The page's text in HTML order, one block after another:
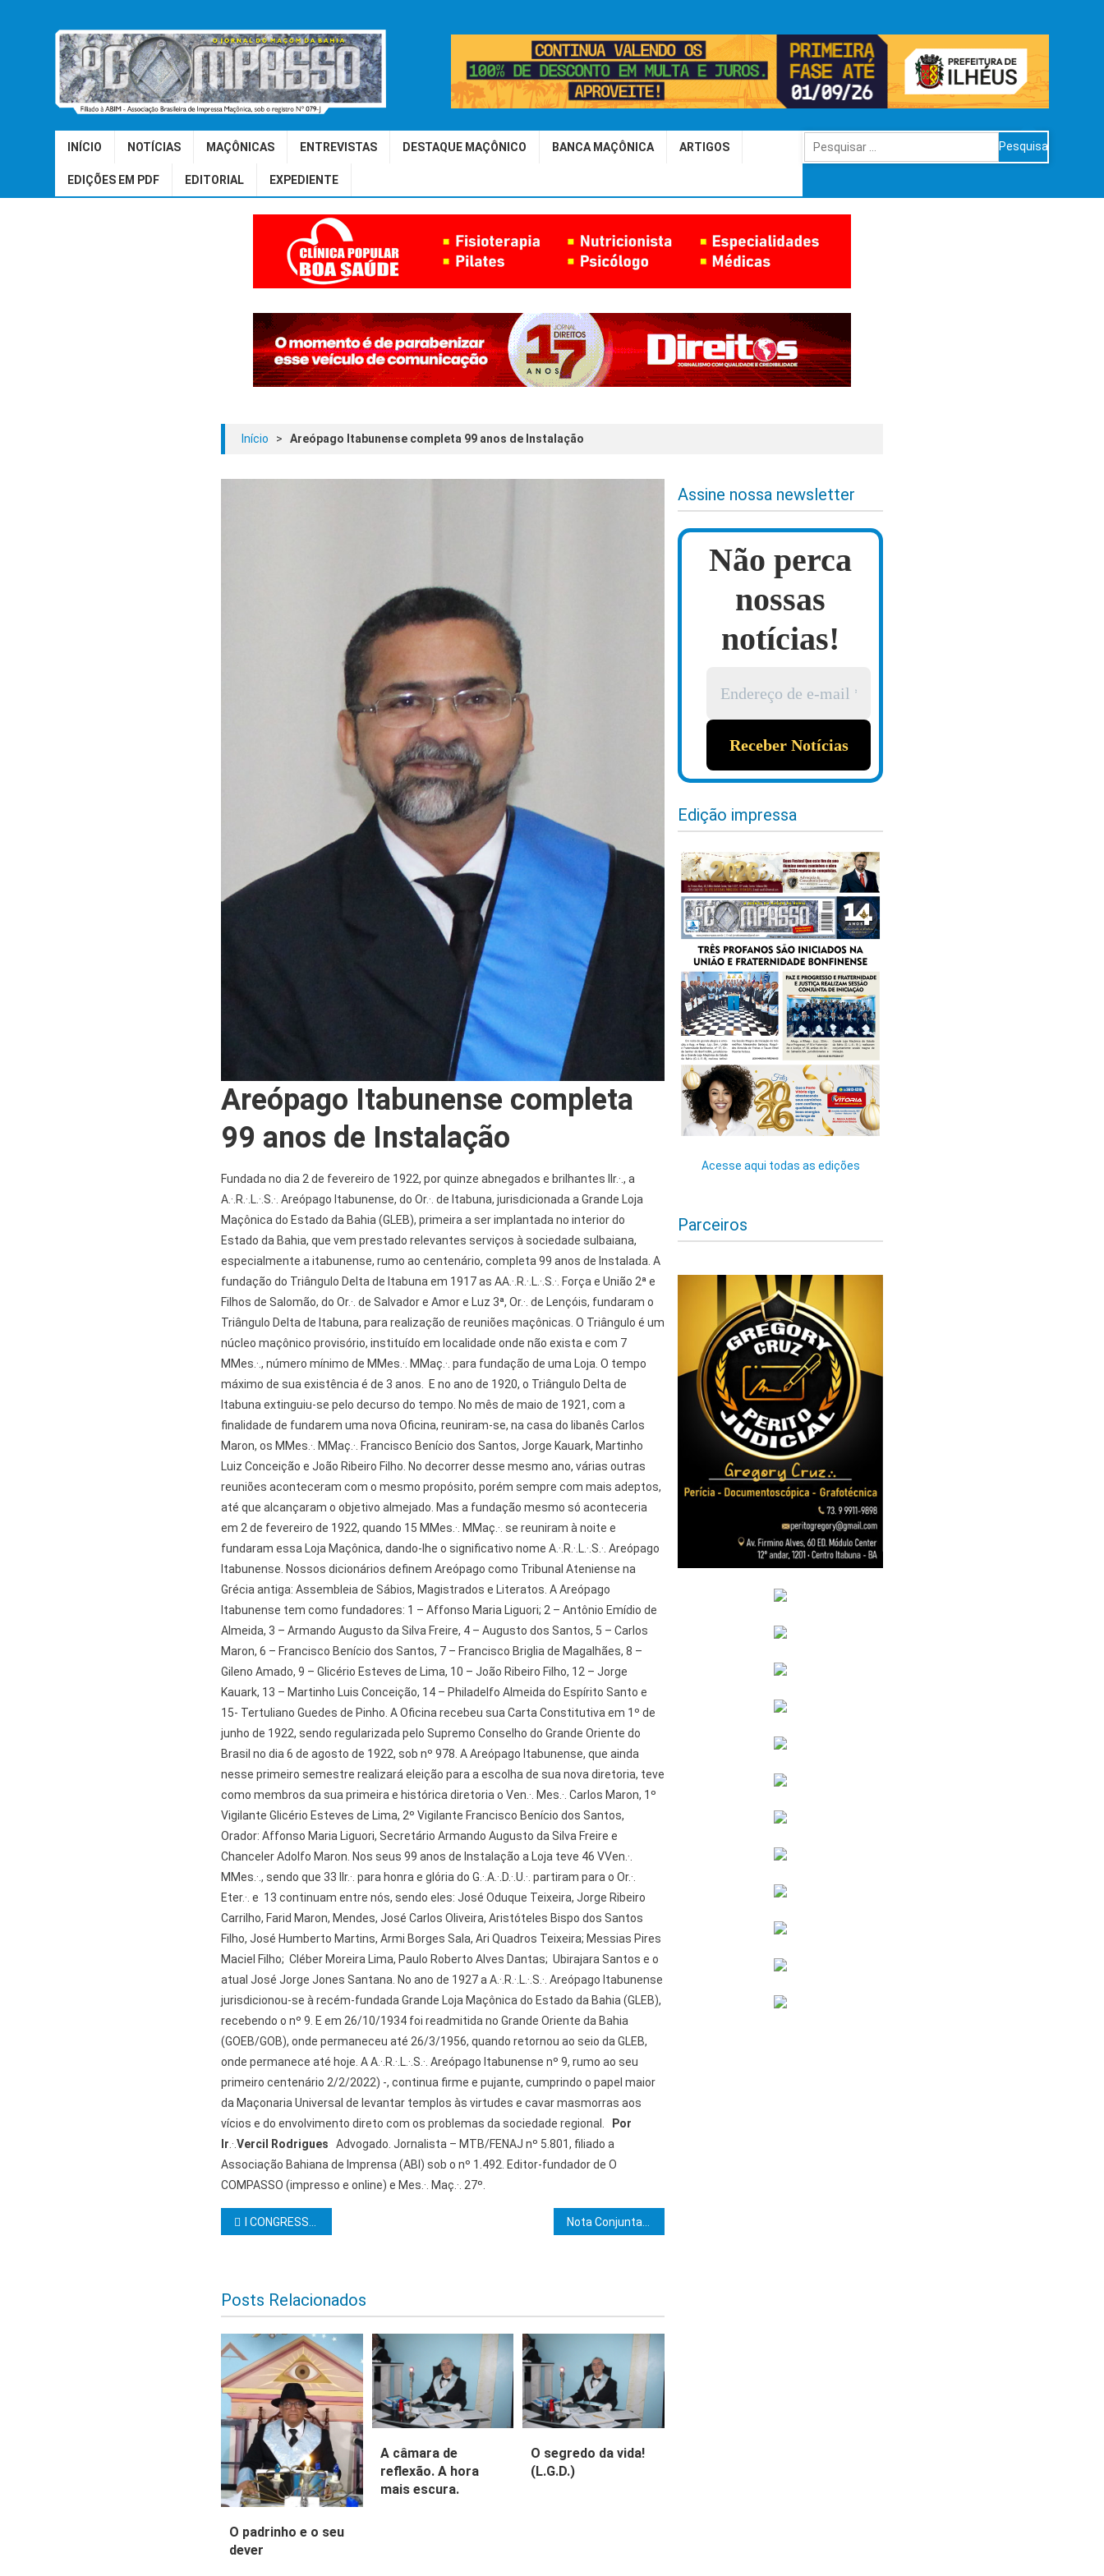
INÍCIO NOTÍCIAS MAÇÔNICAS ENTREVISTAS DESTAQUE MAÇÔNICO BANCA MAÇÔNICA ARTIGOS
EDIÇÕES EM PDF EDITORIAL EXPEDIENTE
Pesquisar
por:
Início > Areópago Itabunense completa 99 anos de Instalação
Areópago Itabunense completa
99 anos de Instalação
Fundada no dia 2 de fevereiro de 1922, por quinze abnegados e brilhantes IIr.·., a
A.·.R.·.L.·.S.·. Areópago Itabunense, do Or.·. de Itabuna, jurisdicionada a Grande Loja
Maçônica do Estado da Bahia (GLEB), primeira a ser implantada no interior do
Estado da Bahia, que vem prestado relevantes serviços à sociedade sulbaiana,
especialmente a itabunense, rumo ao centenário, completa 99 anos de Instalada. A
fundação do Triângulo Delta de Itabuna em 1917 as AA.·.R.·.L.·.S.·. Força e União 2ª e
Filhos de Salomão, do Or.·. de Salvador e Amor e Luz 3ª, Or.·. de Lençóis, fundaram o
Triângulo Delta de Itabuna, para realização de reuniões maçônicas. O Triângulo é um
núcleo maçônico provisório, instituído em localidade onde não exista e com 7
MMes.·., número mínimo de MMes.·. MMaç.·. para fundação de uma Loja. O tempo
máximo de sua existência é de 3 anos. E no ano de 1920, o Triângulo Delta de
Itabuna extinguiu-se pelo decurso do tempo. No mês de maio de 1921, com a
finalidade de fundarem uma nova Oficina, reuniram-se, na casa do libanês Carlos
Maron, os MMes.·. MMaç.·. Francisco Benício dos Santos, Jorge Kauark, Martinho
Luiz Conceição e João Ribeiro Filho. No decorrer desse mesmo ano, várias outras
reuniões aconteceram com o mesmo propósito, porém sempre com mais adeptos,
até que alcançaram o objetivo almejado. Mas a fundação mesmo só aconteceria
em 2 de fevereiro de 1922, quando 15 MMes.·. MMaç.·. se reuniram à noite e
fundaram essa Loja Maçônica, dando-lhe o significativo nome A.·.R.·.L.·.S.·. Areópago
Itabunense. Nossos dicionários definem Areópago como Tribunal Ateniense na
Grécia antiga: Assembleia de Sábios, Magistrados e Literatos. A Areópago
Itabunense tem como fundadores: 1 – Affonso Maria Liguori; 2 – Antônio Emídio de
Almeida, 3 – Armando Augusto da Silva Freire, 4 – Augusto dos Santos, 5 – Carlos
Maron, 6 – Francisco Benício dos Santos, 7 – Francisco Briglia de Magalhães, 8 –
Gileno Amado, 9 – Glicério Esteves de Lima, 10 – João Ribeiro Filho, 12 – Jorge
Kauark, 13 – Martinho Luis Conceição, 14 – Philadelfo Almeida do Espírito Santo e
15- Tertuliano Guedes de Pinho. A Oficina recebeu sua Carta Constitutiva em 1º de
junho de 1922, sendo regularizada pelo Supremo Conselho do Grande Oriente do
Brasil no dia 6 de agosto de 1922, sob nº 978. A Areópago Itabunense, que ainda
nesse primeiro semestre realizará eleição para a escolha de sua nova diretoria, teve
como membros da sua primeira e histórica diretoria o Ven.·. Mes.·. Carlos Maron, 1º
Vigilante Glicério Esteves de Lima, 2º Vigilante Francisco Benício dos Santos,
Orador: Affonso Maria Liguori, Secretário Armando Augusto da Silva Freire e
Chanceler Adolfo Maron. Nos seus 99 anos de Instalação a Loja teve 46 VVen.·.
MMes.·., sendo que 33 IIr.·. para honra e glória do G.·.A.·.D.·.U.·. partiram para o Or.·.
Eter.·. e 13 continuam entre nós, sendo eles: José Oduque Teixeira, Jorge Ribeiro
Carrilho, Farid Maron, Mendes, José Carlos Oliveira, Aristóteles Bispo dos Santos
Filho, José Humberto Martins, Armi Borges Sala, Ari Quadros Teixeira; Messias Pires
Maciel Filho; Cléber Moreira Lima, Paulo Roberto Alves Dantas; Ubirajara Santos e o
atual José Jorge Jones Santana. No ano de 1927 a A.·.R.·.L.·.S.·. Areópago Itabunense
jurisdicionou-se à recém-fundada Grande Loja Maçônica do Estado da Bahia (GLEB),
recebendo o nº 9. E em 26/10/1934 foi readmitida no Grande Oriente da Bahia
(GOEB/GOB), onde permaneceu até 26/3/1956, quando retornou ao seio da GLEB,
onde permanece até hoje. A A.·.R.·.L.·.S.·. Areópago Itabunense nº 9, rumo ao seu
primeiro centenário 2/2/2022) -, continua firme e pujante, cumprindo o papel maior
da Maçonaria Universal de levantar templos às virtudes e cavar masmorras aos
vícios e do envolvimento direto com os problemas da sociedade regional.
Por
Ir .·. Vercil Rodrigues
Advogado. Jornalista – MTB/FENAJ nº 5.801, filiado a
Associação Bahiana de Imprensa (ABI) sob o nº 1.492. Editor-fundador de O
COMPASSO (impresso e online) e Mes.·. Maç.·. 27º.
Navegação de Post
I CONGRESSO DA CONFEDERAÇÃO MAÇÔNICA DO BRASIL – COMAB
Posts Relacionados
O padrinho e o seu
dever
A câmara de
reflexão. A hora
mais escura.
O segredo da vida!
(L.G.D.)
Assine nossa newsletter
Não perca
nossas
notícias!
Edição impressa
Acesse aqui todas as edições
Parceiros